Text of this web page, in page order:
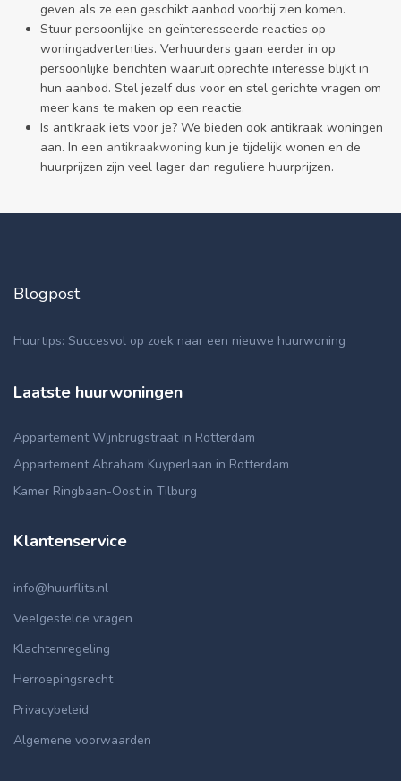
geven als ze een geschikt aanbod voorbij zien komen.
Stuur persoonlijke en geïnteresseerde reacties op
woningadvertenties. Verhuurders gaan eerder in op
persoonlijke berichten waaruit oprechte interesse blijkt in
hun aanbod. Stel jezelf dus voor en stel gerichte vragen om
meer kans te maken op een reactie.
Is antikraak iets voor je? We bieden ook antikraak woningen
aan. In een antikraakwoning kun je tijdelijk wonen en de
huurprijzen zijn veel lager dan reguliere huurprijzen.
Blogpost
Huurtips: Succesvol op zoek naar een nieuwe huurwoning
Laatste huurwoningen
Appartement Wijnbrugstraat in Rotterdam
Appartement Abraham Kuyperlaan in Rotterdam
Kamer Ringbaan-Oost in Tilburg
Klantenservice
info@huurflits.nl
Veelgestelde vragen
Klachtenregeling
Herroepingsrecht
Privacybeleid
Algemene voorwaarden